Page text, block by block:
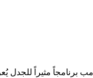
برنامجاً مثيراً للجدل